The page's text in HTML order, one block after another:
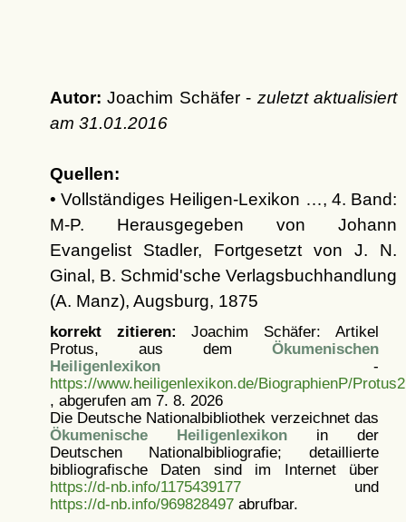
Autor: Joachim Schäfer - zuletzt aktualisiert
am 31.01.2016
Quellen:
• Vollständiges Heiligen-Lexikon …, 4. Band:
M-P. Herausgegeben von Johann
Evangelist Stadler, Fortgesetzt von J. N.
Ginal, B. Schmid'sche Verlagsbuchhandlung
(A. Manz), Augsburg, 1875
korrekt zitieren: Joachim Schäfer: Artikel
Protus, aus dem Ökumenischen
Heiligenlexikon-
https://www.heiligenlexikon.de/BiographienP/
, abgerufen am 7. 8. 2026
Die Deutsche Nationalbibliothek verzeichnet das
Ökumenische Heiligenlexikonin der
Deutschen Nationalbibliografie; detaillierte
bibliografische Daten sind im Internet über
https://d-nb.info/1175439177und
https://d-nb.info/969828497abrufbar.